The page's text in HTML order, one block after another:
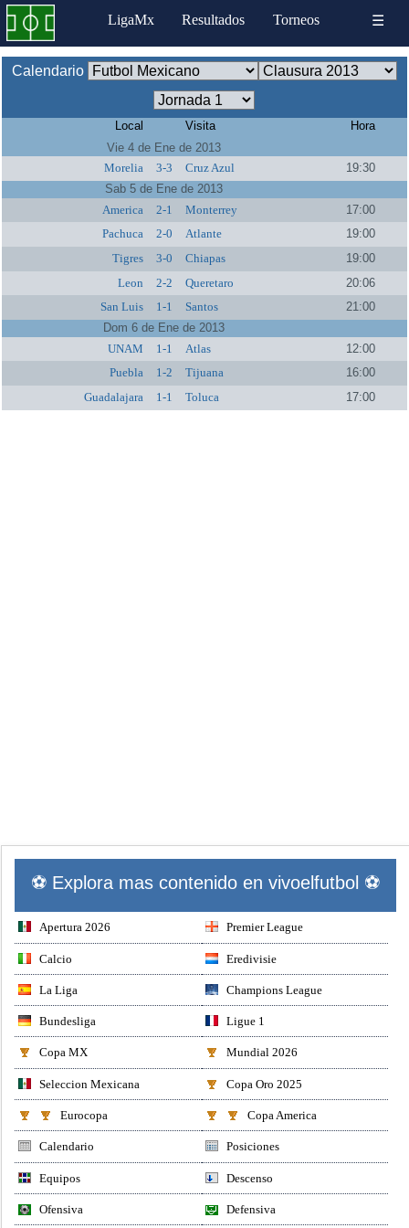
LigaMx Resultados Torneos ☰
Calendario
Local Visita
Hora
Vie 4 de Ene de 2013
Morelia
3-3 Cruz Azul
19:30
Sab 5 de Ene de 2013
America
2-1 Monterrey
17:00
Pachuca
2-0 Atlante
19:00
Tigres
3-0 Chiapas
19:00
Leon
2-2 Queretaro
20:06
San Luis
1-1 Santos
21:00
Dom 6 de Ene de 2013
UNAM
1-1 Atlas
12:00
Puebla
1-2 Tijuana
16:00
Guadalajara
1-1 Toluca 17:00
⚽ Explora mas contenido en vivoelfutbol ⚽
Apertura 2026 Premier League
Calcio Eredivisie
La Liga Champions League
Bundesliga Ligue 1
Copa MX Mundial 2026
Seleccion Mexicana Copa Oro 2025
Eurocopa Copa America
Calendario Posiciones
Equipos Descenso
Ofensiva Defensiva